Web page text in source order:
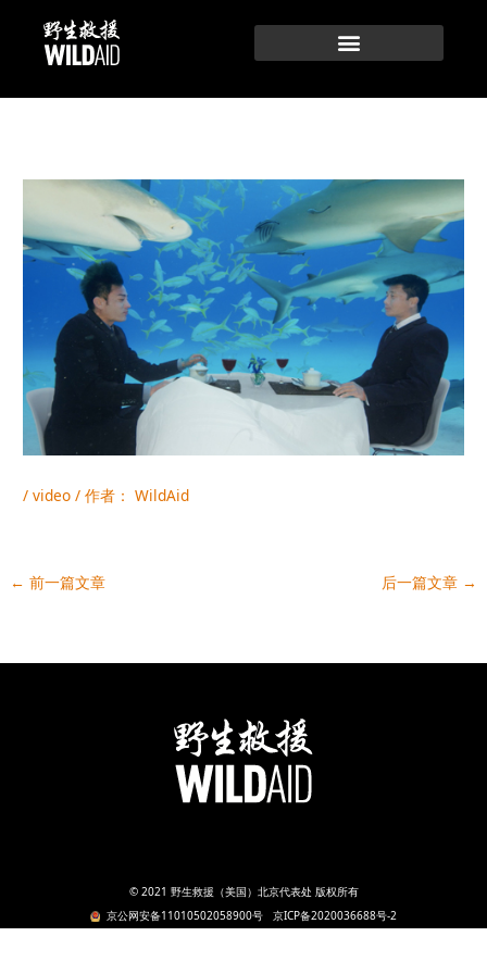
/video / 作者： WildAid
← 前一篇文章 后一篇文章 →
© 2021 野生救援（美国）北京代表处 版权所有
京公网安备11010502058900号
京ICP备2020036688号-2